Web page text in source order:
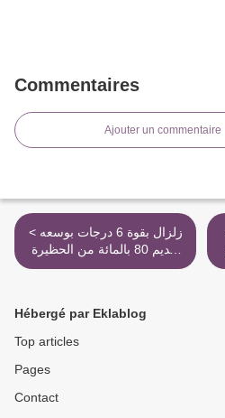
Commentaires
Ajouter un commentaire
< زلزال بقوة 6 درجات بوسعه
تهديم 80 بالمائة من الحظيرة
السكنية
Hébergé par Eklablog
Top articles
Pages
Contact